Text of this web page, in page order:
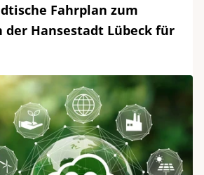
Fahrplan zum
der Hansestadt Lübeck für